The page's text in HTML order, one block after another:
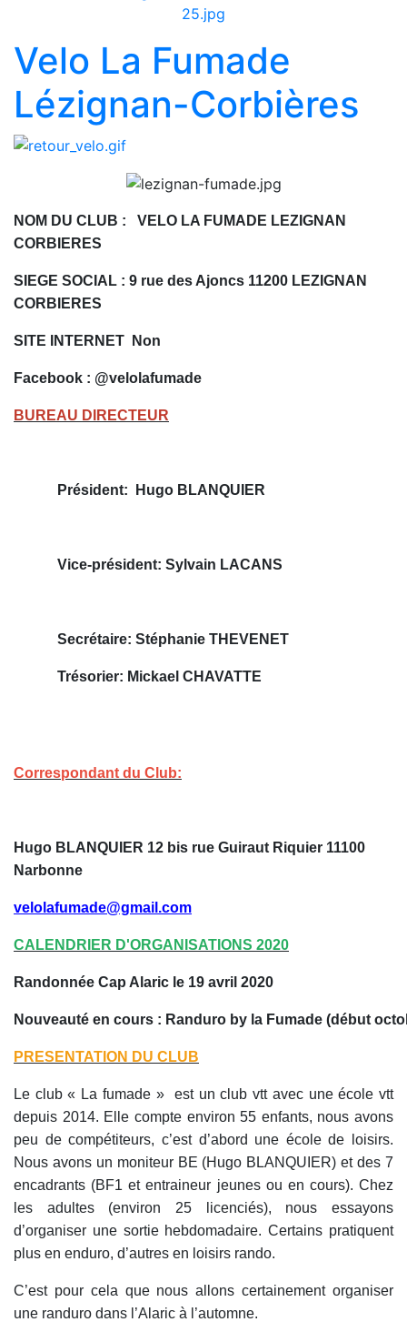
Velo La Fumade
Lézignan-Corbières
NOM DU CLUB : VELO LA FUMADE LEZIGNAN
CORBIERES
SIEGE SOCIAL : 9 rue des Ajoncs 11200 LEZIGNAN
CORBIERES
SITE INTERNET Non
Facebook : @velolafumade
BUREAU DIRECTEUR
Président: Hugo BLANQUIER
Vice-président: Sylvain LACANS
Secrétaire: Stéphanie THEVENET
Trésorier: Mickael CHAVATTE
Correspondant du Club:
Hugo BLANQUIER 12 bis rue Guiraut Riquier 11100
Narbonne
velolafumade@gmail.com
CALENDRIER D'ORGANISATIONS 2020
Randonnée Cap Alaric le 19 avril 2020
Nouveauté en cours : Randuro by la Fumade (début
PRESENTATION DU CLUB
Le club « La fumade » est un club vtt avec une école vtt
depuis 2014. Elle compte environ 55 enfants, nous avons
peu de compétiteurs, c’est d’abord une école de loisirs.
Nous avons un moniteur BE (Hugo BLANQUIER) et des 7
encadrants (BF1 et entraineur jeunes ou en cours). Chez
les adultes (environ 25 licenciés), nous essayons
d’organiser une sortie hebdomadaire. Certains pratiquent
plus en enduro, d’autres en loisirs rando.
C’est pour cela que nous allons certainement organiser
une randuro dans l’Alaric à l’automne.